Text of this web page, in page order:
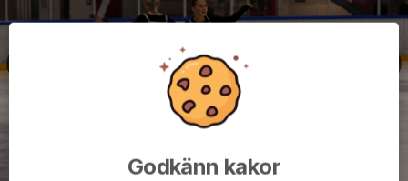
Godkänn kakor